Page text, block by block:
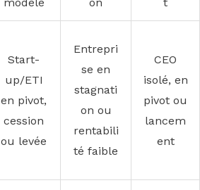
Start-
up/ETI
en pivot,
cession
ou levée
Entrepri
se en
stagnati
on ou
rentabili
té faible
CEO
isolé, en
pivot ou
lancem
ent